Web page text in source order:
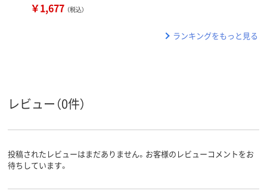
￥1,677 （税込）
ランキングをもっと見る
レビュー（0件）
投稿されたレビューはまだありません。お客様のレビューコメントをお
待ちしています。